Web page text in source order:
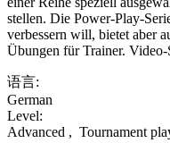
stellen. Die Power-Play-
verbessern will, bietet aber
Übungen für Trainer.
语言:
German
Level:
Advanced , Tournament